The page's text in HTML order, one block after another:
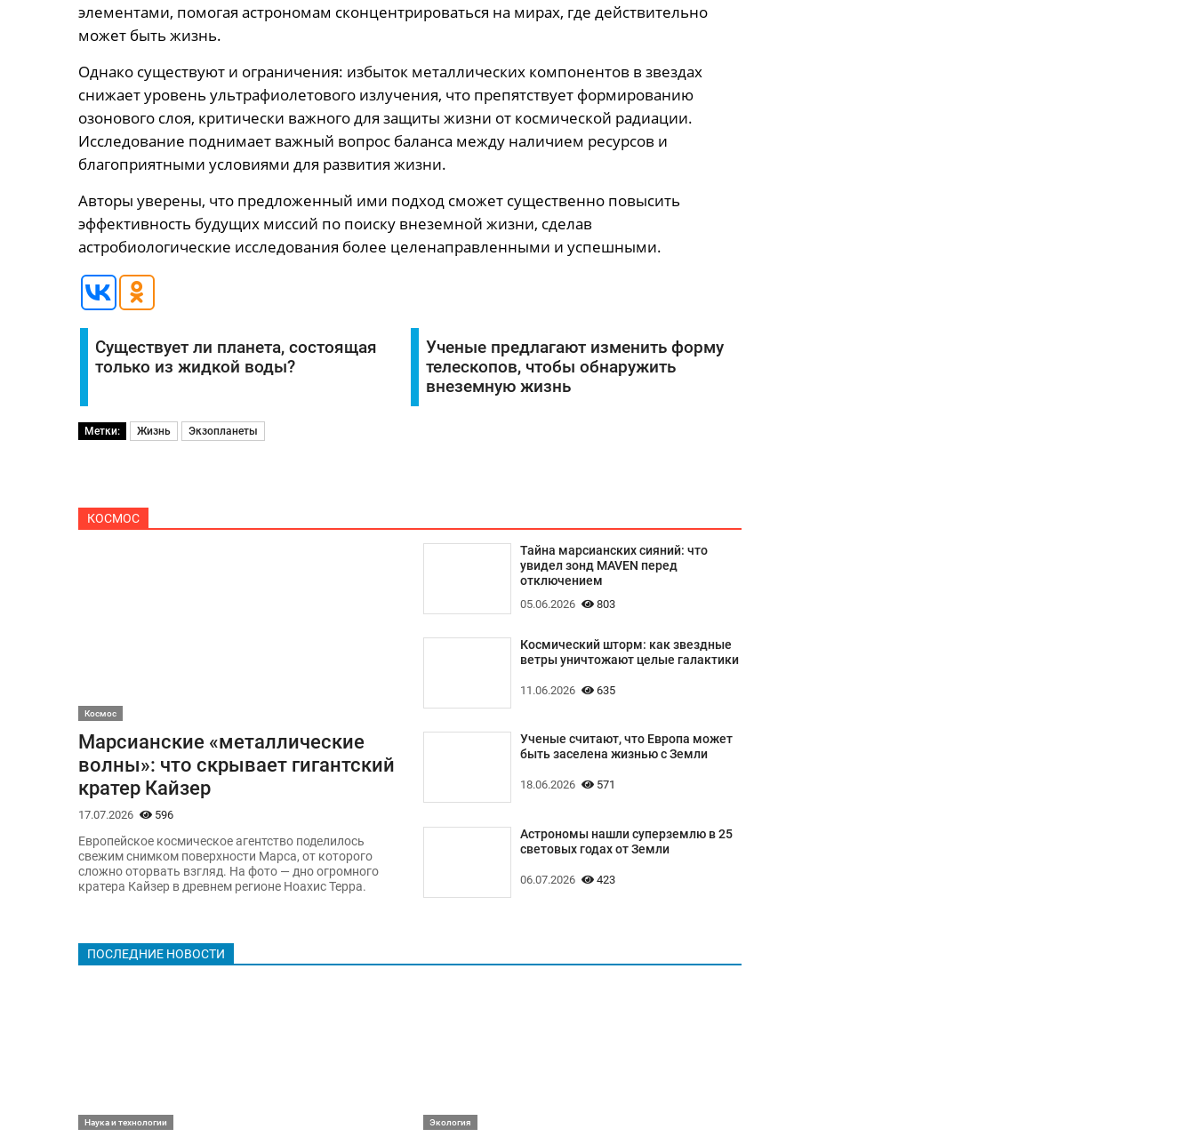
элементами, помогая астрономам сконцентрироваться на мирах, где действительно
может быть жизнь.
Однако существуют и ограничения: избыток металлических компонентов в звездах
снижает уровень ультрафиолетового излучения, что препятствует формированию
озонового слоя, критически важного для защиты жизни от космической радиации.
Исследование поднимает важный вопрос баланса между наличием ресурсов и
благоприятными условиями для развития жизни.
Авторы уверены, что предложенный ими подход сможет существенно повысить
эффективность будущих миссий по поиску внеземной жизни, сделав
астробиологические исследования более целенаправленными и успешными.
Существует ли планета, состоящая
только из жидкой воды?
Ученые предлагают изменить форму
телескопов, чтобы обнаружить
внеземную жизнь
Метки: Жизнь Экзопланеты
КОСМОС
Космос
Марсианские «металлические
волны»: что скрывает гигантский
кратер Кайзер
17.07.2026 596
Европейское космическое агентство поделилось
свежим снимком поверхности Марса, от которого
сложно оторвать взгляд. На фото — дно огромного
кратера Кайзер в древнем регионе Ноахис Терра.
Тайна марсианских сияний: что
увидел зонд MAVEN перед
отключением
05.06.2026 803
Космический шторм: как звездные
ветры уничтожают целые галактики
11.06.2026 635
Ученые считают, что Европа может
быть заселена жизнью с Земли
18.06.2026 571
Астрономы нашли суперземлю в 25
световых годах от Земли
06.07.2026 423
ПОСЛЕДНИЕ НОВОСТИ
Наука и технологии Экология